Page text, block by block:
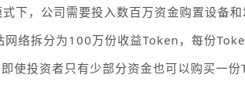
下，公司需要投入数百万资金购置设备
网络拆分为100万份收益Token ，每份
使投资者只有少部分资金也可以购买一份